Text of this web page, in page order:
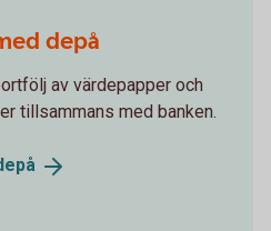
depå
av värdepapper och
tillsammans med banken.